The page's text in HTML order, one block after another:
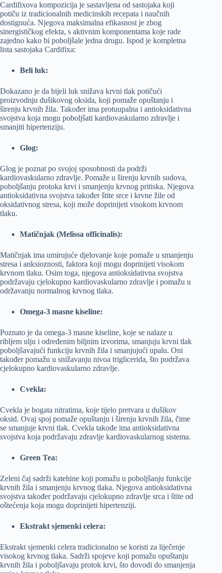
Cardifixova kompozicija je sastavljena od sastojaka koji
potiču iz tradicionalnih medicinskih recepata i naučnih
dostignuća. Njegova maksimalna efikasnost je zbog
sinergističkog efekta, s aktivnim komponentama koje rade
zajedno kako bi poboljšale jedna drugu. Ispod je kompletna
lista sastojaka Cardifixa:
Beli luk:
Dokazano je da bijeli luk snižava krvni tlak potičući
proizvodnju dušikovog oksida, koji pomaže opuštanju i
širenju krvnih žila. Također ima protuupalna i antioksidativna
svojstva koja mogu poboljšati kardiovaskularno zdravlje i
smanjiti hipertenziju.
Glog:
Glog je poznat po svojoj sposobnosti da podrži
kardiovaskularno zdravlje. Pomaže u širenju krvnih sudova,
poboljšanju protoka krvi i smanjenju krvnog pritiska. Njegova
antioksidativna svojstva također štite srce i krvne žile od
oksidativnog stresa, koji može doprinijeti visokom krvnom
tlaku.
Matičnjak (Melissa officinalis):
Matičnjak ima umirujuće djelovanje koje pomaže u smanjenju
stresa i anksioznosti, faktora koji mogu doprinijeti visokom
krvnom tlaku. Osim toga, njegova antioksidativna svojstva
podržavaju cjelokupno kardiovaskularno zdravlje i pomažu u
održavanju normalnog krvnog tlaka.
Omega-3 masne kiseline:
Poznato je da omega-3 masne kiseline, koje se nalaze u
ribljem ulju i određenim biljnim izvorima, smanjuju krvni tlak
poboljšavajući funkciju krvnih žila i smanjujući upalu. Oni
također pomažu u snižavanju nivoa triglicerida, što podržava
cjelokupno kardiovaskularno zdravlje.
Cvekla:
Cvekla je bogata nitratima, koje tijelo pretvara u dušikov
oksid. Ovaj spoj pomaže opuštanju i širenju krvnih žila, čime
se smanjuje krvni tlak. Cvekla takođe ima antioksidativna
svojstva koja podržavaju zdravlje kardiovaskularnog sistema.
Green Tea:
Zeleni čaj sadrži katehine koji pomažu u poboljšanju funkcije
krvnih žila i smanjenju krvnog tlaka. Njegova antioksidativna
svojstva također podržavaju cjelokupno zdravlje srca i štite od
oštećenja koja mogu doprinijeti hipertenziji.
Ekstrakt sjemenki celera:
Ekstrakt sjemenki celera tradicionalno se koristi za liječenje
visokog krvnog tlaka. Sadrži spojeve koji pomažu opuštanju
krvnih žila i poboljšavaju protok krvi, što dovodi do smanjenja